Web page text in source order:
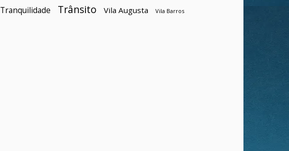
Tranquilidade Trânsito Vila Augusta Vila Barros